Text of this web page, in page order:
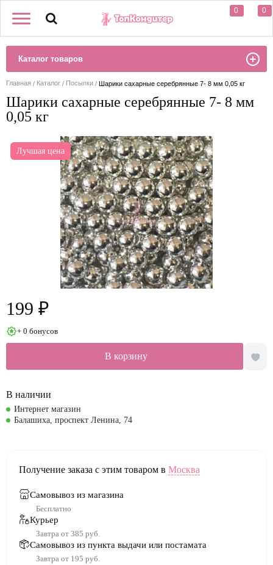
0 0
Каталог товаров
Главная Каталог Посыпки Шарики сахарные серебрянные 7- 8 мм 0,05 кг
Шарики сахарные серебрянные 7- 8 мм
0,05 кг
Лучшая цена
199 ₽
+ 0 бонусов
В корзину
В наличии
Интернет магазин
Балашиха, проспект Ленина, 74
Получение заказа с этим товаром в Москва
Самовывоз из магазина
Бесплатно
Курьер
Завтра от 385 руб.
Самовывоз из пункта выдачи или постамата
Завтра от 195 руб.